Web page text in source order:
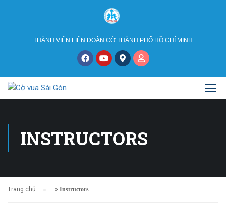
THÀNH VIÊN LIÊN ĐOÀN CỜ THÀNH PHỐ HỒ CHÍ MINH
INSTRUCTORS
Trang chủ » Instructors